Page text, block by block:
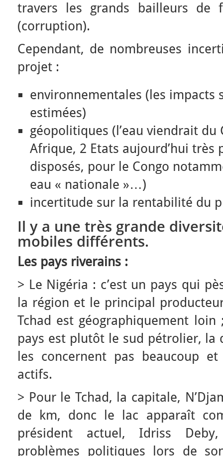
travers les grands bailleurs de
(corruption).
Cependant, de nombreuses
projet :
environnementales (les impacts
estimées)
géopolitiques (l’eau viendrait du
Afrique, 2 Etats aujourd’hui très
disposés, pour le Congo
eau « nationale »…)
incertitude sur la rentabilité du
Il y a une très grande
mobiles différents.
Les pays riverains :
> Le Nigéria : c’est un pays qui
la région et le principal
Tchad est géographiquement
pays est plutôt le sud pétrolier, la
les concernent pas beaucoup
actifs.
> Pour le Tchad, la capitale,
de km, donc le lac apparaît
président actuel, Idriss
problèmes politiques lors de